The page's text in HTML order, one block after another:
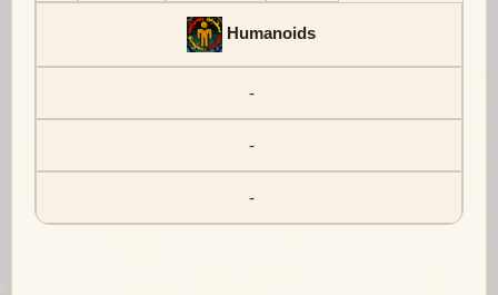
Humanoids
-
-
-